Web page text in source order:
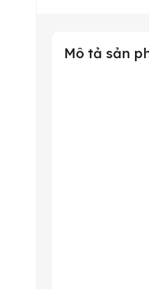
Mô tả sản